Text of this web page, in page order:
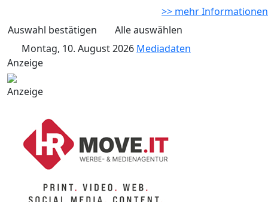
>> mehr Informationen
Auswahl bestätigen
Alle auswählen
Montag, 10. August 2026 Mediadaten
Anzeige
Anzeige